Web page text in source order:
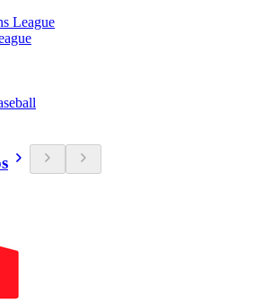
League